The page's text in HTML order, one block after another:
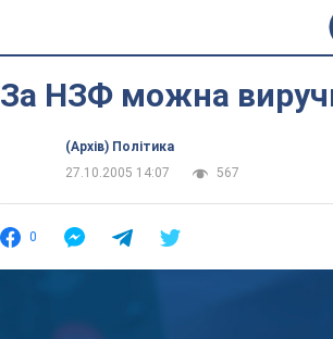
За НЗФ можна
(Архів) Політика
27.10.2005 14:07
567
0